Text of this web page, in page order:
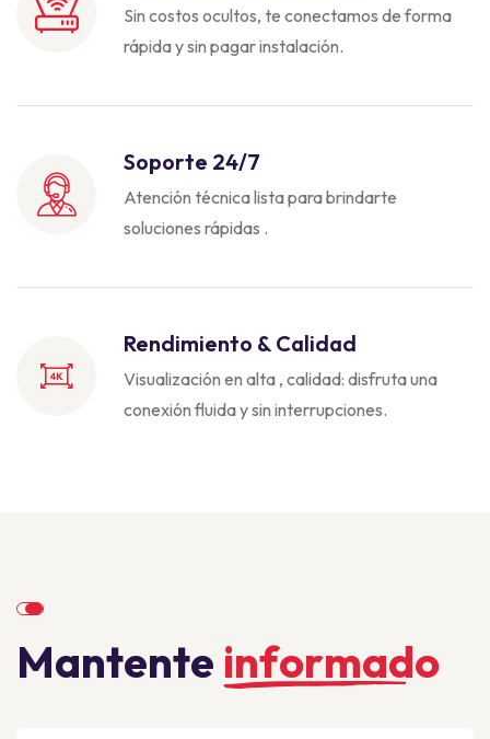
Sin costos ocultos, te conectamos de forma
rápida y sin pagar instalación.
Soporte 24/7
Atención técnica lista para brindarte
soluciones rápidas .
Rendimiento & Calidad
Visualización en alta , calidad: disfruta una
conexión fluida y sin interrupciones.
Mantente informado